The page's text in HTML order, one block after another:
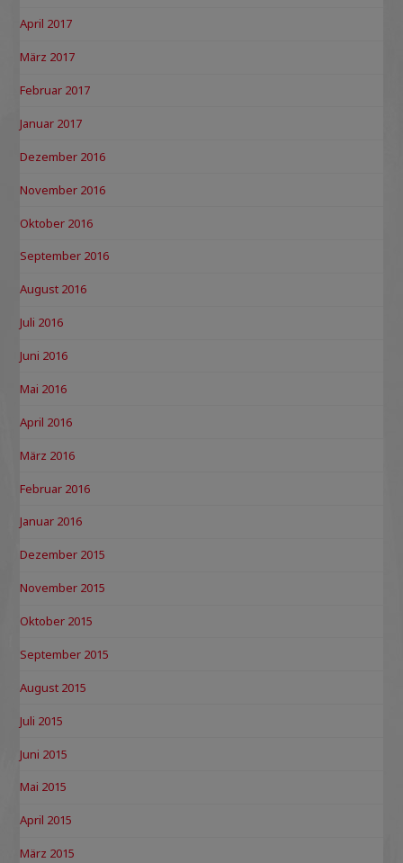
April 2017
März 2017
Februar 2017
Januar 2017
Dezember 2016
November 2016
Oktober 2016
September 2016
August 2016
Juli 2016
Juni 2016
Mai 2016
April 2016
März 2016
Februar 2016
Januar 2016
Dezember 2015
November 2015
Oktober 2015
September 2015
August 2015
Juli 2015
Juni 2015
Mai 2015
April 2015
März 2015